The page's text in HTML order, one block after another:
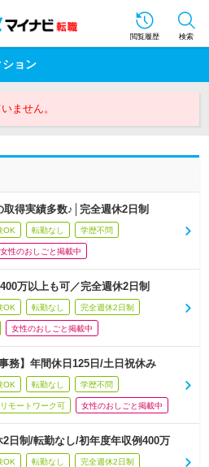
閲覧履歴 検索
ョン
ません。
得実績多数♪│完全週休2日制
OK 転勤なし 学歴不問
女性のおしごと掲載中
万以上も可／完全週休2日制
OK 転勤なし 完全週休2日制
女性のおしごと掲載中
務】年間休日125日/土日祝休み
OK 転勤なし 学歴不問
リモートワーク可 女性のおしごと掲載中
日制/転勤なし/初年度年収例400万
OK 転勤なし 完全週休2日制